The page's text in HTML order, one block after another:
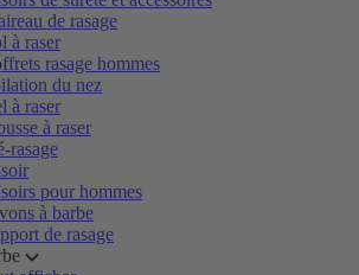
de rasage
à raser
rasage hommes
du nez
à raser
à raser
rasage
pour hommes
à barbe
de rasage